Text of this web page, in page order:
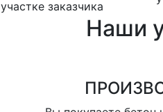
участке заказчика
Наши